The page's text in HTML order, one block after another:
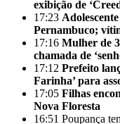
exibição de
17:23
Pernambuco;
17:16 Mulher de
chamada de
17:12 Prefeito
Farinha’ para
17:05 Filhas
Nova Floresta
16:51 Poupança